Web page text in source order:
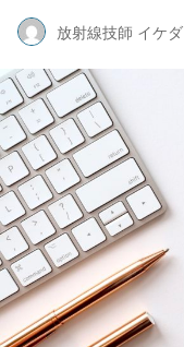
放射線技師 イケダ